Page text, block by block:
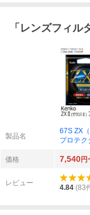
「 レンズフィル
製品名
67S ZX（
プロテク
価格
7,540円
レビュー
4.84 (83